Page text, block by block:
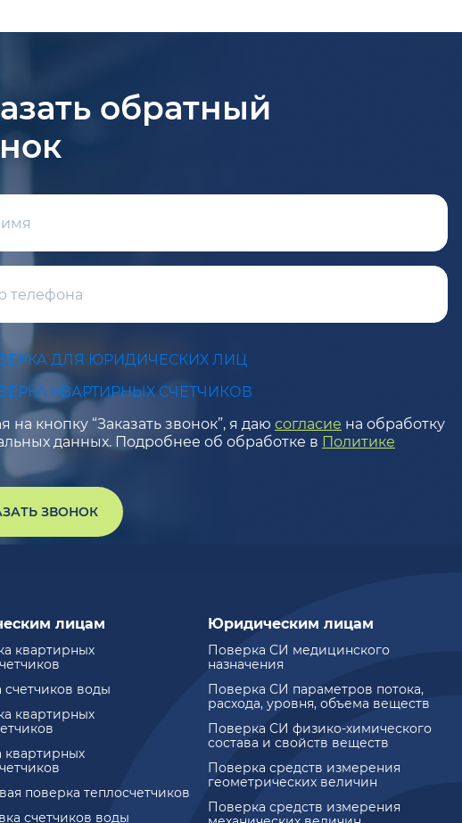
обратный
ДЛЯ ЮРИДИЧЕСКИХ ЛИЦ
КВАРТИРНЫХ СЧЕТЧИКОВ
на кнопку “Заказать звонок”, я даю согласие на обработку
данных. Подробнее об обработке в Политике
ЗВОНОК
лицам
квартирных
счетчиков воды
квартирных
квартирных
поверка теплосчетчиков
счетчиков воды
Юридическим лицам
Поверка СИ медицинского
назначения
Поверка СИ параметров потока,
расхода, уровня, объема веществ
Поверка СИ физико-химического
состава и свойств веществ
Поверка средств измерения
геометрических величин
Поверка средств измерения